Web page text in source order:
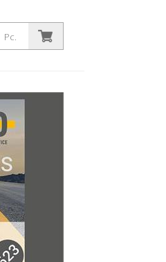
trysku do
utiahnite
na
je
- V
Môže sa
-
v
blistrové
otvára.
Pc.